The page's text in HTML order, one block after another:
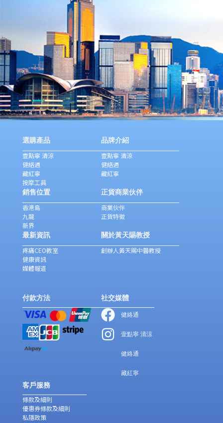
選購產品
壹點寧 清涼
健絡通
藏紅寧
按摩工具
品牌介紹
壹點寧 清涼
健絡通
藏紅寧
銷售位置
香港島
九龍
新界
正貨商業伙伴
商業伙伴
正貨特徵
最新資訊
疼痛CEO教室
健康資訊
媒體報道
關於黃天賜教授
創辦人黃天賜中醫教授
付款方法 社交媒體
健絡通
壹點寧 清涼
健絡通
藏紅寧
客戶服務
條款及細則
優惠券條款及細則
私隱政策